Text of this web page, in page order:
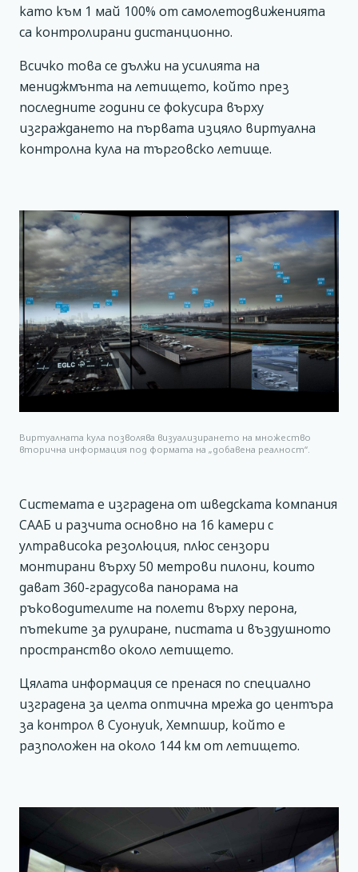
като към 1 май 100% от самолетодвиженията
са контролирани дистанционно.
Всичко това се дължи на усилията на
мениджмънта на летището, който през
последните години се фокусира върху
изграждането на първата изцяло виртуална
контролна кула на търговско летище.
Виртуалната кула позволява визуализирането на множество
вторична информация под формата на „добавена реалност“.
Системата е изградена от шведската компания
СААБ и разчита основно на 16 камери с
ултрависока резолюция, плюс сензори
монтирани върху 50 метрови пилони, които
дават 360-градусова панорама на
ръководителите на полети върху перона,
пътеките за рулиране, пистата и въздушното
пространство около летището.
Цялата информация се пренася по специално
изградена за целта оптична мрежа до центъра
за контрол в Суонуик, Хемпшир, който е
разположен на около 144 км от летището.